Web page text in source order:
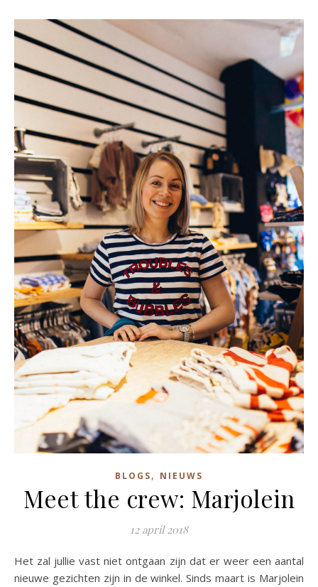
BLOGS, NIEUWS
Meet the crew: Marjolein
12 april 2018
Het zal jullie vast niet ontgaan zijn dat er weer een aantal
nieuwe gezichten zijn in de winkel. Sinds maart is Marjolein